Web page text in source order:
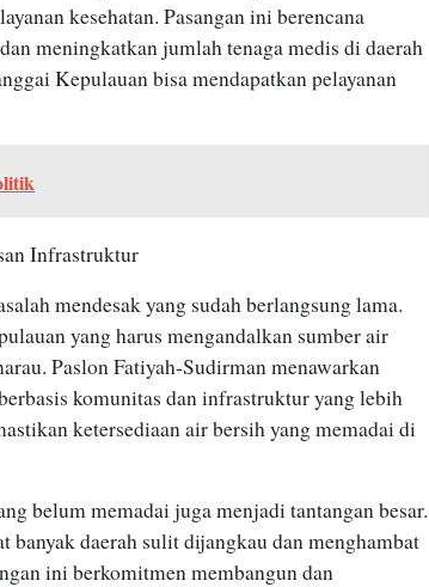
kesehatan. Pasangan ini berencana
meningkatkan jumlah tenaga medis di daerah
Kepulauan bisa mendapatkan pelayanan
Infrastruktur
mendesak yang sudah berlangsung lama.
yang harus mengandalkan sumber air
Paslon Fatiyah-Sudirman menawarkan
komunitas dan infrastruktur yang lebih
ketersediaan air bersih yang memadai di
belum memadai juga menjadi tantangan besar.
banyak daerah sulit dijangkau dan menghambat
ini berkomitmen membangun dan